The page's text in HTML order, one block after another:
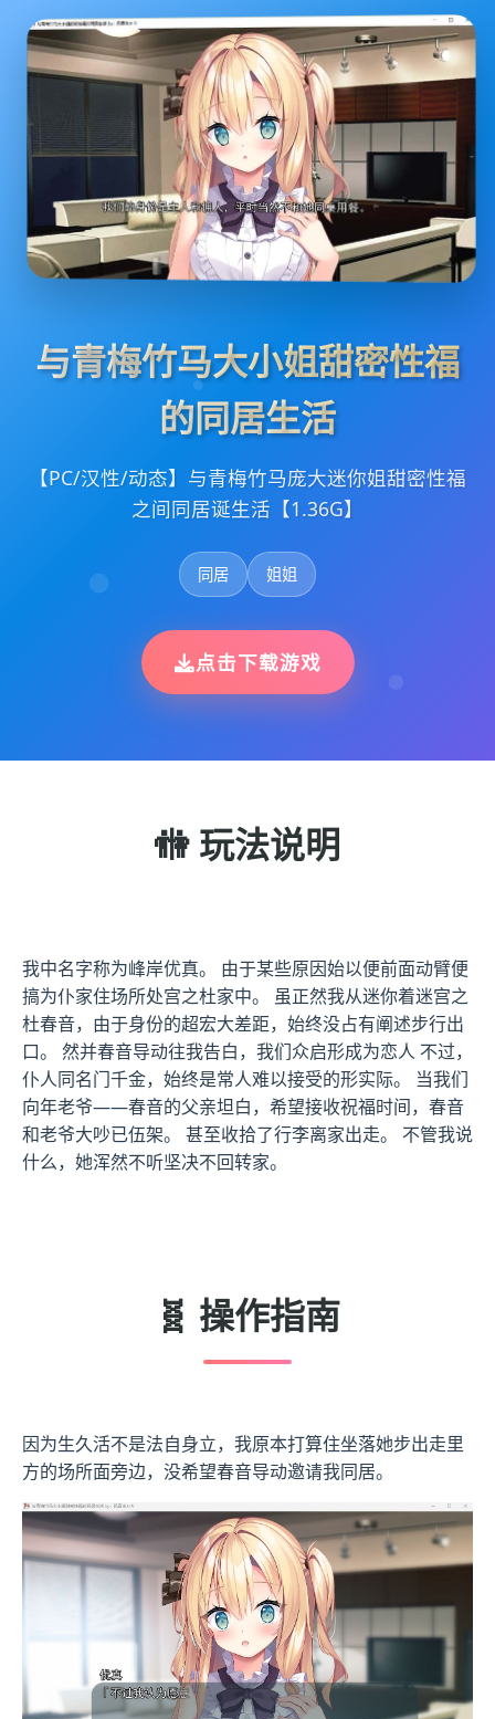
与青梅竹马大小姐甜密性福
的同居生活
【PC/汉性/动态】与青梅竹马庞大迷你姐甜密性福
之间同居诞生活【1.36G】
同居 姐姐
点击下载游戏
🚻 玩法说明
我中名字称为峰岸优真。 由于某些原因始以便前面动臂便
搞为仆家住场所处宫之杜家中。 虽正然我从迷你着迷宫之
杜春音，由于身份的超宏大差距，始终没占有阐述步行出
口。 然并春音导动往我告白，我们众启形成为恋人 不过，
仆人同名门千金，始终是常人难以接受的形实际。 当我们
向年老爷——春音的父亲坦白，希望接收祝福时间，春音
和老爷大吵已伍架。 甚至收拾了行李离家出走。 不管我说
什么，她浑然不听坚决不回转家。
🧬 操作指南
因为生久活不是法自身立，我原本打算住坐落她步出走里
方的场所面旁边，没希望春音导动邀请我同居。